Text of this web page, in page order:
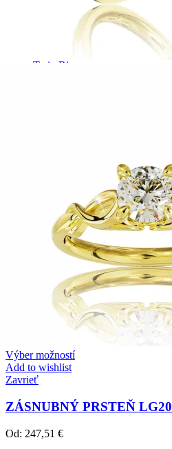
Twin Rings
Výber možností
Add to wishlist
Zavrieť
ZÁSNUBNÝ PRSTEŇ LG20
Od: 247,51 €